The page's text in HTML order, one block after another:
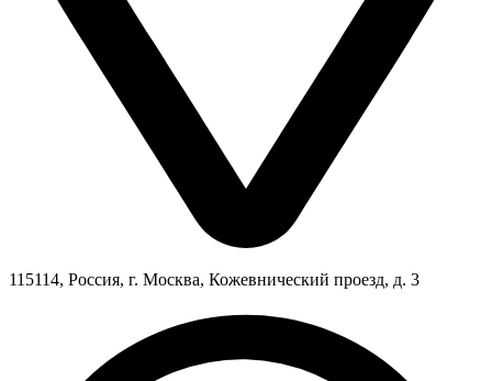
115114, Россия, г. Москва, Кожевнический проезд, д. 3